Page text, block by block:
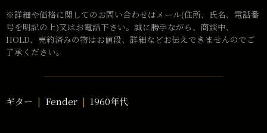
※詳細や価格に関してのお問い合わせはメール(住所、氏名、電話番
号を明記の上)又はお電話下さい。誠に勝手ながら、商談中、
HOLD、売約済みの物はお値段、詳細などお伝えできませんのでご
了承ください。
ギター Fender 1960年代